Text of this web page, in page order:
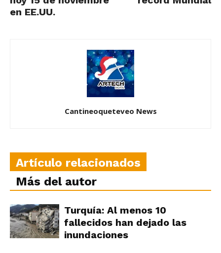
en EE.UU.
Cantineoqueteveo News
Artículo relacionados
Más del autor
Turquía: Al menos 10
fallecidos han dejado las
inundaciones